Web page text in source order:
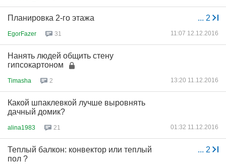
... 2
Планировка 2-го этажа
EgorFazer 31 11:07 12.12.2016
Нанять людей общить стену
гипсокартоном
Timasha 2 13:20 11.12.2016
Какой шпаклевкой лучше выровнять
дачный домик?
alina1983 21 01:32 11.12.2016
... 2
Теплый балкон: конвектор или теплый
пол ?